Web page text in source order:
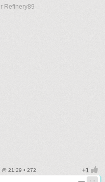
Refinery89
21:29 • 272